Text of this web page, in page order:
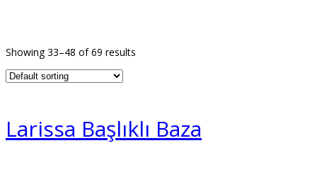
Showing 33–48 of 69 results
Larissa Başlıklı Baza